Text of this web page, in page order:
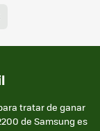
tratar de ganar
de Samsung es